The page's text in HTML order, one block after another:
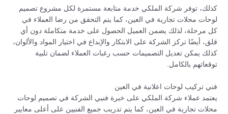
كذلك، توفر شركة الملكي خدمة متابعة مستمرة لكل مشروع تصميم
لوحات محلات تجارية في العين، كما يتم التحقق من رضا العملاء في
كل مرحلة، لذلك يضمن العميل الحصول على خدمة متكاملة دون أي
قلق، أيضًا تركز الشركة على الابتكار والإبداع في اختيار المواد والألوان،
كذلك يمكن تعديل التصميمات حسب رغبات العملاء لضمان تلبية
توقعاتهم بالكامل.
فني تركيب لوحات اعلانية في العين
يعتمد عملاء شركة الملكي على خبرة فنيي الشركة في تصميم لوحات
محلات تجارية في العين، كما يتم تدريب جميع الفنيين على أعلى معايير